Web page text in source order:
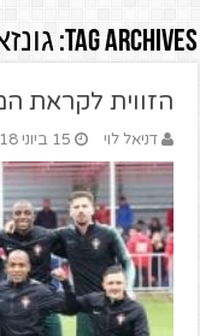
Tag Archives:
הזווית לקראת
דניאל לוי 15 ביוני 2018